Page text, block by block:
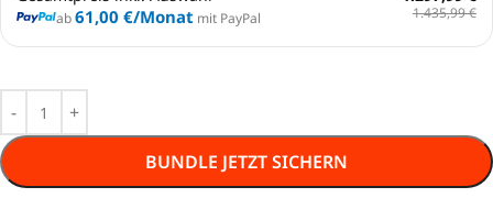
ab61,00 €/Monat mit PayPal 1.435,99 €
BUNDLE JETZT SICHERN